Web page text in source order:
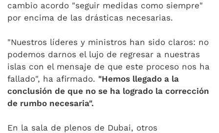
cambio acordo "seguir medidas como siempre"
por encima de las drásticas necesarias.
"Nuestros líderes y ministros han sido claros: no
podemos darnos el lujo de regresar a nuestras
islas con el mensaje de que este proceso nos ha
fallado", ha afirmado. "Hemos llegado a la
conclusión de que no se ha logrado la corrección
de rumbo necesaria".
En la sala de plenos de Dubai, otros